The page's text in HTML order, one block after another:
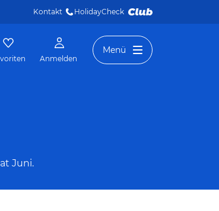
Kontakt HolidayCheck
Anmelden
Menü
Juni.